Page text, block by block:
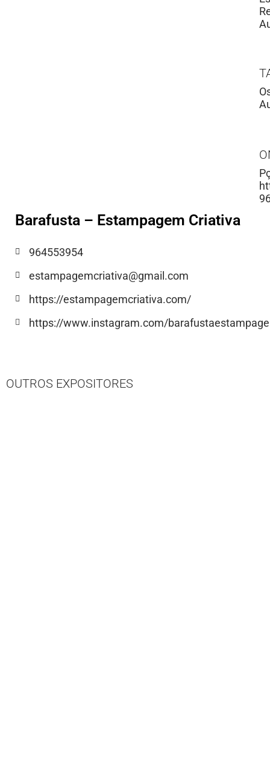
Barafusta – Estampagem Criativa
964553954
estampagemcriativa@gmail.com
https://estampagemcriativa.com/
https://www.instagram.com/
OUTROS EXPOSITORES